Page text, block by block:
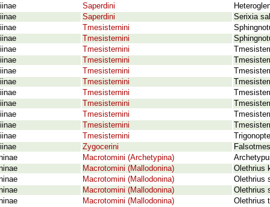
Saperdini
Saperdini
Serixia
Tmesisternini
Tmesisternini
Tmesisternini
Tmesisternini
Tmesisternini
Tmesisternini
Tmesisternini
Tmesisternini
Tmesisternini
Tmesisternini
Tmesisternini
Zygocerini
Macrotomini (Archetypina)
Macrotomini (Mallodonina)
Olethrius
Macrotomini (Mallodonina)
Olethrius
Macrotomini (Mallodonina)
Olethrius
Macrotomini (Mallodonina)
Olethrius